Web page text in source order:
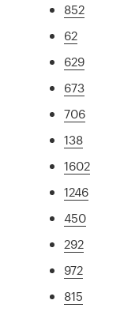
852
62
629
673
706
138
1602
1246
450
292
972
815